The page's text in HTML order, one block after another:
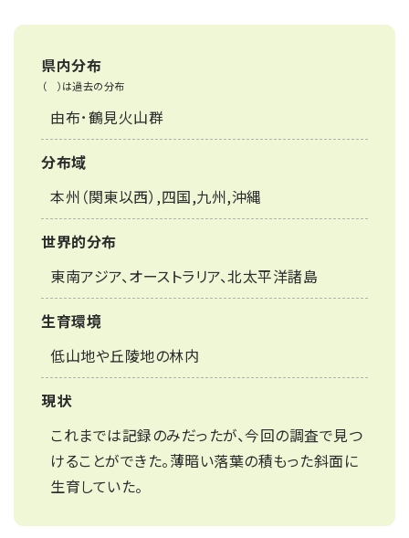
県内分布
（ ）は過去の分布
由布･鶴見火山群
分布域
本州（関東以西）,四国,九州,沖縄
世界的分布
東南アジア、オーストラリア、北太平洋諸島
生育環境
低山地や丘陵地の林内
現状
これまでは記録のみだったが、今回の調査で見つ
けることができた。薄暗い落葉の積もった斜面に
生育していた。